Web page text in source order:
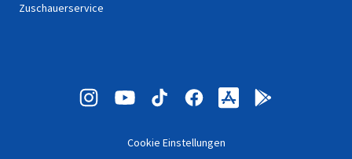
Zuschauerservice
Cookie Einstellungen